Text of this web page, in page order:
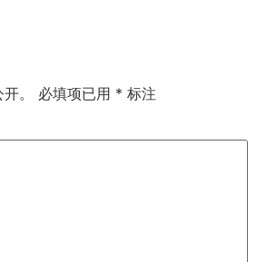
。 必填项已用 * 标注